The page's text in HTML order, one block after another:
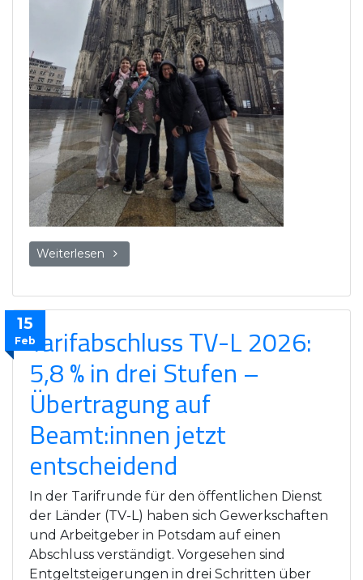
Weiterlesen
15
FebTarifabschluss TV-L 2026:
5,8 % in drei Stufen –
Übertragung auf
Beamt:innen jetzt
entscheidend
In der Tarifrunde für den öffentlichen Dienst
der Länder (TV-L) haben sich Gewerkschaften
und Arbeitgeber in Potsdam auf einen
Abschluss verständigt. Vorgesehen sind
Entgeltsteigerungen in drei Schritten über